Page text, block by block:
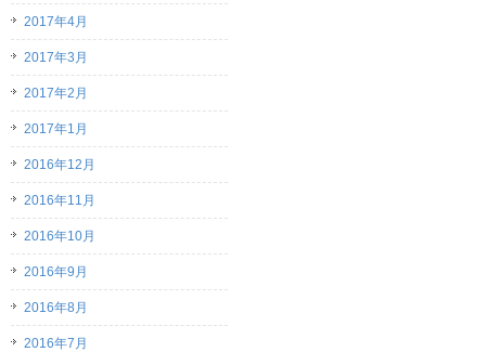
2017年4月
2017年3月
2017年2月
2017年1月
2016年12月
2016年11月
2016年10月
2016年9月
2016年8月
2016年7月